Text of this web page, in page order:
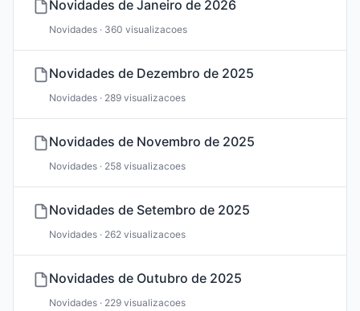
Novidades de Janeiro de 2026
Novidades · 360 visualizacoes
Novidades de Dezembro de 2025
Novidades · 289 visualizacoes
Novidades de Novembro de 2025
Novidades · 258 visualizacoes
Novidades de Setembro de 2025
Novidades · 262 visualizacoes
Novidades de Outubro de 2025
Novidades · 229 visualizacoes